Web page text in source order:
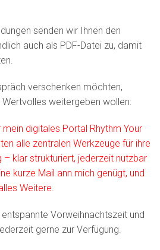
senden wir Ihnen den
auch als PDF-Datei zu, damit
verschenken möchten,
weitergeben wollen:
digitales Portal Rhythm Your
alle zentralen Werkzeuge für ihre
– klar strukturiert, jederzeit nutzbar
kurze Mail ann mich genügt, und
Weitere.
entspannte Vorweihnachtszeit und
gerne zur Verfügung.